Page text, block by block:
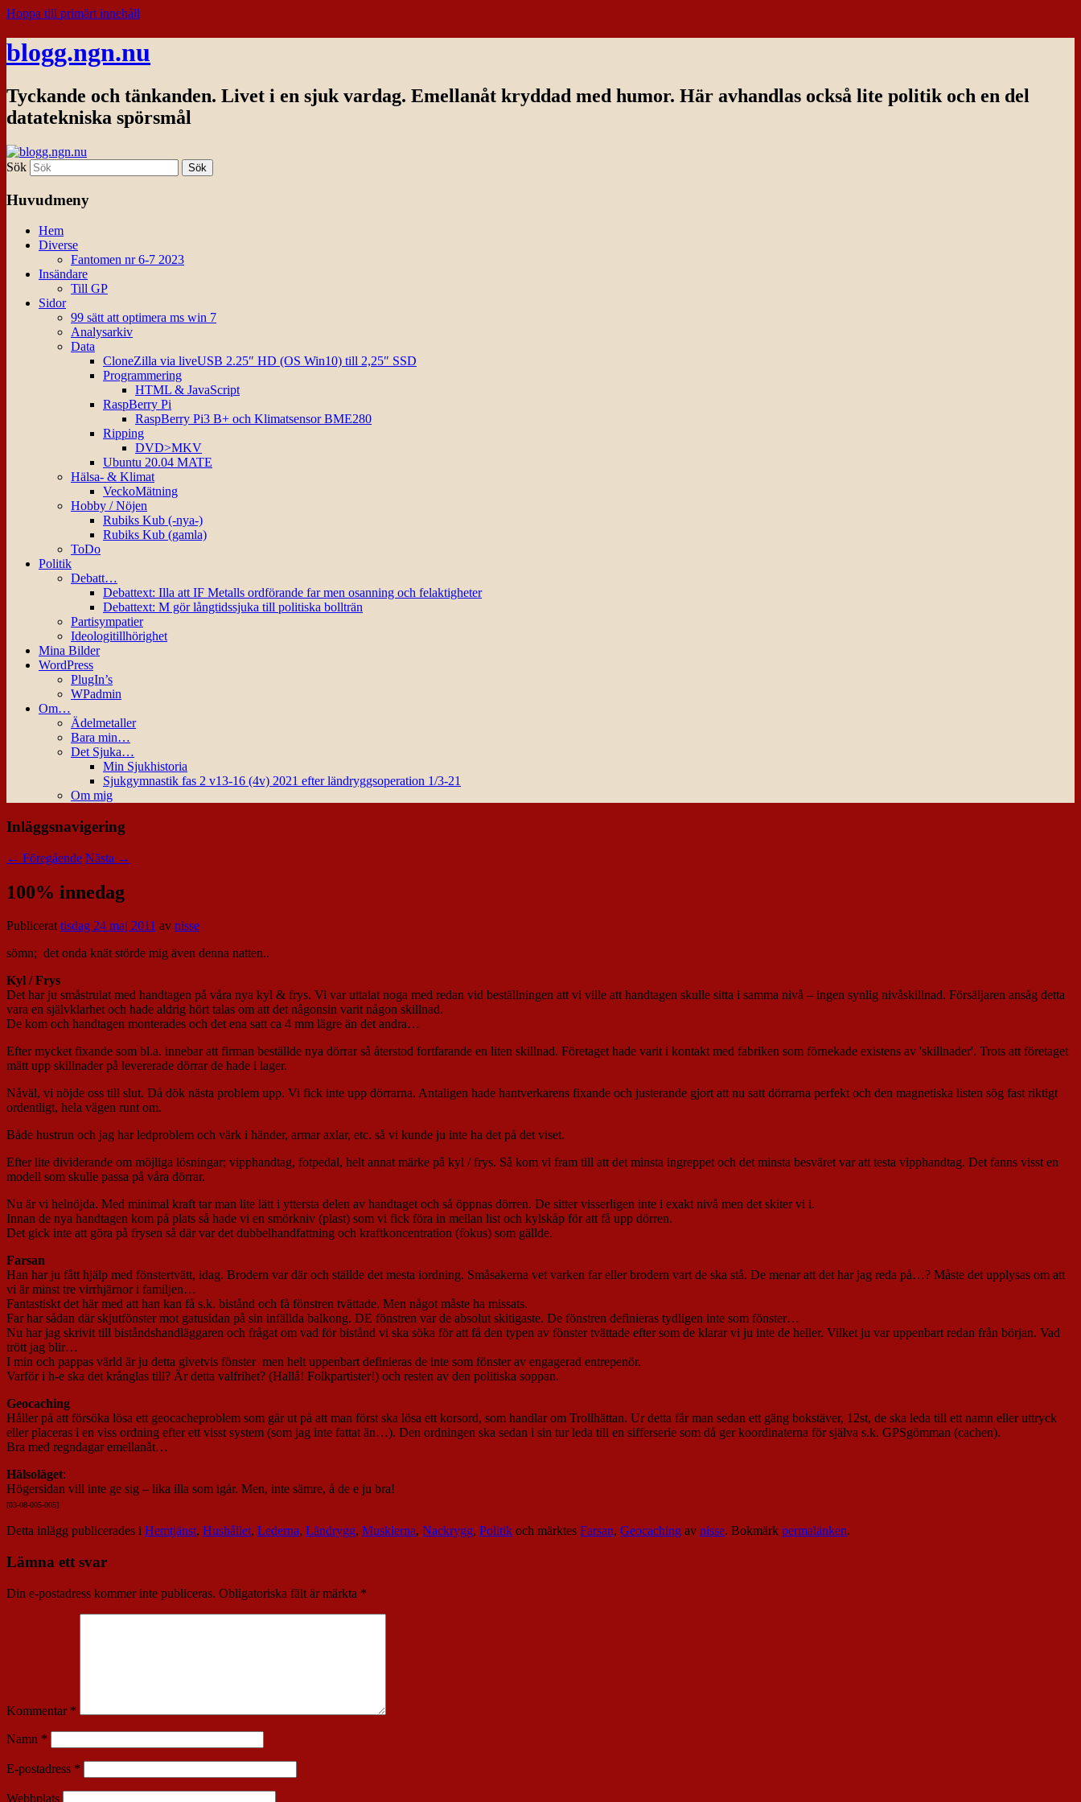
Hoppa till primärt innehåll
blogg.ngn.nu
Tyckande och tänkanden. Livet i en sjuk vardag. Emellanåt kryddad med humor. Här avhandlas också lite politik och en del
datatekniska spörsmål
Sök
Huvudmeny
Hem
Diverse
Fantomen nr 6-7 2023
Insändare
Till GP
Sidor
99 sätt att optimera ms win 7
Analysarkiv
Data
CloneZilla via liveUSB 2.25″ HD (OS Win10) till 2,25″ SSD
Programmering
HTML & JavaScript
RaspBerry Pi
RaspBerry Pi3 B+ och Klimatsensor BME280
Ripping
DVD>MKV
Ubuntu 20.04 MATE
Hälsa- & Klimat
VeckoMätning
Hobby / Nöjen
Rubiks Kub (-nya-)
Rubiks Kub (gamla)
ToDo
Politik
Debatt…
Debattext: Illa att IF Metalls ordförande far men osanning och felaktigheter
Debattext: M gör långtidssjuka till politiska bollträn
Partisympatier
Ideologitillhörighet
Mina Bilder
WordPress
PlugIn’s
WPadmin
Om…
Ädelmetaller
Bara min…
Det Sjuka…
Min Sjukhistoria
Sjukgymnastik fas 2 v13-16 (4v) 2021 efter ländryggsoperation 1/3-21
Om mig
Inläggsnavigering
← Föregående Nästa →
100% innedag
Publicerattisdag 24 maj 2011 av nisse
sömn; det onda knät störde mig även denna natten..
Kyl / Frys
Det har ju småstrulat med handtagen på våra nya kyl & frys. Vi var uttalat noga med redan vid beställningen att vi ville att handtagen skulle sitta i samma nivå – ingen synlig nivåskillnad. Försäljaren ansåg detta
vara en självklarhet och hade aldrig hört talas om att det någonsin varit någon skillnad.
De kom och handtagen monterades och det ena satt ca 4 mm lägre än det andra…
Efter mycket fixande som bl.a. innebar att firman beställde nya dörrar så återstod fortfarande en liten skillnad. Företaget hade varit i kontakt med fabriken som förnekade existens av 'skillnader'. Trots att företaget
mätt upp skillnader på levererade dörrar de hade i lager.
Nåväl, vi nöjde oss till slut. Då dök nästa problem upp. Vi fick inte upp dörrarna. Antaligen hade hantverkarens fixande och justerande gjort att nu satt dörrarna perfekt och den magnetiska listen sög fast riktigt
ordentligt, hela vägen runt om.
Både hustrun och jag har ledproblem och värk i händer, armar axlar, etc. så vi kunde ju inte ha det på det viset.
Efter lite dividerande om möjliga lösningar; vipphandtag, fotpedal, helt annat märke på kyl / frys. Så kom vi fram till att det minsta ingreppet och det minsta besväret var att testa vipphandtag. Det fanns visst en
modell som skulle passa på våra dörrar.
Nu är vi helnöjda. Med minimal kraft tar man lite lätt i yttersta delen av handtaget och så öppnas dörren. De sitter visserligen inte i exakt nivå men det skiter vi i.
Innan de nya handtagen kom på plats så hade vi en smörkniv (plast) som vi fick föra in mellan list och kylskåp för att få upp dörren.
Det gick inte att göra på frysen så där var det dubbelhandfattning och kraftkoncentration (fokus) som gällde.
Farsan
Han har ju fått hjälp med fönstertvätt, idag. Brodern var där och ställde det mesta iordning. Småsakerna vet varken far eller brodern vart de ska stå. De menar att det har jag reda på…? Måste det upplysas om att
vi är minst tre virrhjärnor i familjen…
Fantastiskt det här med att han kan få s.k. bistånd och få fönstren tvättade. Men något måste ha missats.
Far har sådan där skjutfönster mot gatusidan på sin infällda balkong. DE fönstren var de absolut skitigaste. De fönstren definieras tydligen inte som fönster…
Nu har jag skrivit till biståndshandläggaren och frågat om vad för bistånd vi ska söka för att få den typen av fönster tvättade efter som de klarar vi ju inte de heller. Vilket ju var uppenbart redan från början. Vad
trött jag blir…
I min och pappas värld är ju detta givetvis fönster men helt uppenbart definieras de inte som fönster av engagerad entrepenör.
Varför i h-e ska det krånglas till? Är detta valfrihet? (Hallå! Folkpartister!) och resten av den politiska soppan.
Geocaching
Håller på att försöka lösa ett geocacheproblem som går ut på att man först ska lösa ett korsord, som handlar om Trollhättan. Ur detta får man sedan ett gäng bokstäver, 12st, de ska leda till ett namn eller uttryck
eller placeras i en viss ordning efter ett visst system (som jag inte fattat än…). Den ordningen ska sedan i sin tur leda till en sifferserie som då ger koordinaterna för själva s.k. GPSgömman (cachen).
Bra med regndagar emellanåt…
Hälsoläget:
Högersidan vill inte ge sig – lika illa som igår. Men, inte sämre, å de e ju bra!
[03-08-005-005]
Detta inlägg publicerades i Hemtjänst, Hushållet, Lederna, Ländrygg, Musklerna, Nackrygg, Politik och märktes Farsan, Geocaching av nisse. Bokmärk permalänken.
Lämna ett svar
Din e-postadress kommer inte publiceras. Obligatoriska fält är märkta *
Kommentar *
Namn *
E-postadress *
Webbplats